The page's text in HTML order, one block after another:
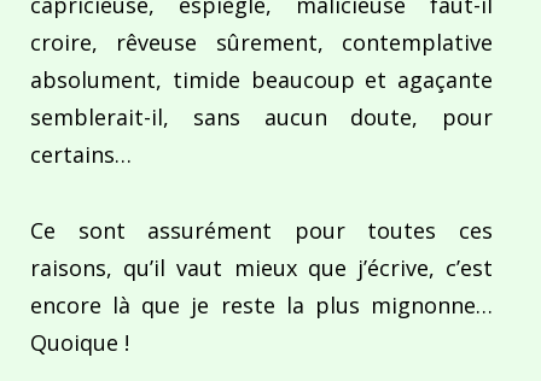
croire, rêveuse sûrement, contemplative
absolument, timide beaucoup et agaçante
semblerait-il, sans aucun doute, pour
certains…
Ce sont assurément pour toutes ces
raisons, qu’il vaut mieux que j’écrive, c’est
encore là que je reste la plus mignonne…
Quoique !